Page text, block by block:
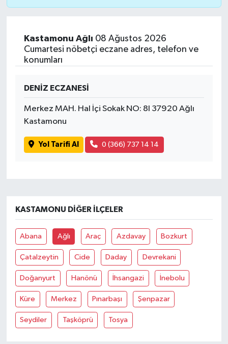
Kastamonu Ağlı 08 Ağustos 2026
Cumartesi nöbetçi eczane adres, telefon ve
konumları
DENİZ ECZANESİ
Merkez MAH. Hal İçi Sokak NO: 8I 37920 Ağlı
Kastamonu
Yol Tarifi Al 0 (366) 737 14 14
KASTAMONU DIĞER İLÇELER
Abana Ağlı Araç Azdavay Bozkurt
Çatalzeytin Cide Daday Devrekani
Doğanyurt Hanönü İhsangazi İnebolu
Küre Merkez Pınarbaşı Şenpazar
Seydiler Taşköprü Tosya